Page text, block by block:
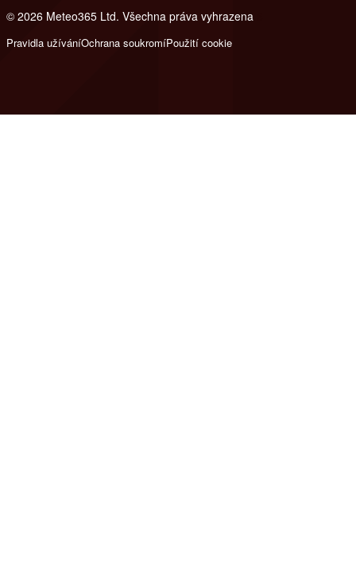
© 2026 Meteo365 Ltd. Všechna práva vyhrazena
Pravidla užíváníOchrana soukromíPoužití cookie